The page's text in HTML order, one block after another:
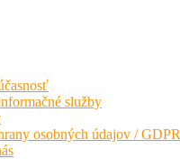
služby
osobných údajov / GDPR